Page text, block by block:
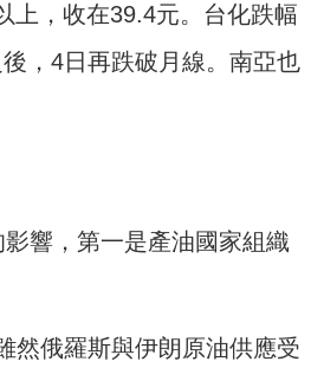
上，收在39.4元。台化跌幅
，4日再跌破月線。南亞也
響，第一是產油國家組織
然俄羅斯與伊朗原油供應受